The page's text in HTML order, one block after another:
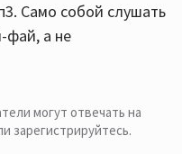
Само собой слушать
фай, а не
могут отвечать на
зарегистрируйтесь.